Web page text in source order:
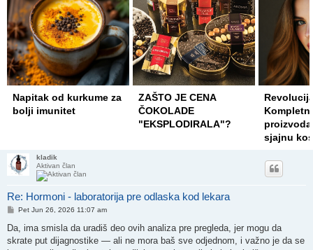
Napitak od kurkume za
bolji imunitet
ZAŠTO JE CENA
ČOKOLADE
"EKSPLODIRALA"?
sjajnu
kladik
Aktivan član
Re: Hormoni - laboratorija pre odlaska kod lekara
Post
Pet Jun 26, 2026 11:07 am
Da, ima smisla da uradiš deo ovih analiza pre pregleda, jer mogu da
skrate put dijagnostike — ali ne mora baš sve odjednom, i važno je da se